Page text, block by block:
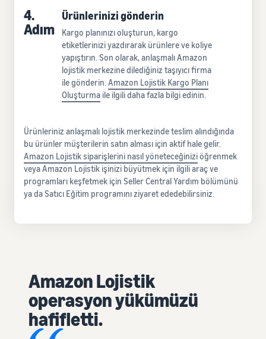
4.
Adım
Ürünlerinizi gönderin
Kargo planınızı oluşturun, kargo
etiketlerinizi yazdırarak ürünlere ve koliye
yapıştırın. Son olarak, anlaşmalı Amazon
lojistik merkezine dilediğiniz taşıyıcı firma
ile gönderin.Amazon Lojistik Kargo Planı
Oluşturma ile ilgili daha fazla bilgi edinin.
Ürünleriniz anlaşmalı lojistik merkezinde teslim alındığında
bu ürünler müşterilerin satın alması için aktif hale gelir.
Amazon Lojistik siparişlerini nasılyöneteceğiniziöğrenmek
veya Amazon Lojistik işinizi büyütmek için ilgili araç ve
programları keşfetmek için Seller Central Yardım bölümünü
ya da Satıcı Eğitim programını ziyaret ededebilirsiniz.
Amazon Lojistik
operasyon yükümüzü
hafifletti.